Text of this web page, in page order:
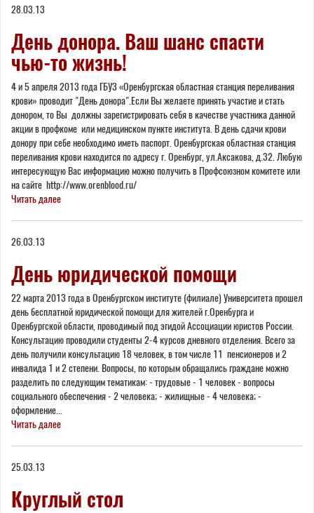
here
28.03.13
День донора. Ваш шанс спасти
чью-то жизнь!
4 и 5 апреля 2013 года ГБУЗ «Оренбургская областная станция переливания
крови» проводит "День донора".Если Вы желаете принять участие и стать
донором, то Вы должны зарегистрировать себя в качестве участника данной
акции в профкоме или медицинском пункте института. В день сдачи крови
донору при себе необходимо иметь паспорт. Оренбургская областная станция
переливания крови находится по адресу г. Оренбург, ул.Аксакова, д.32. Любую
интересующую Вас информацию можно получить в Профсоюзном комитете или
на сайте http://www.orenblood.ru/
Читать далее
26.03.13
День юридической помощи
22 марта 2013 года в Оренбургском институте (филиале) Университета прошел
день бесплатной юридической помощи для жителей г.Оренбурга и
Оренбургской области, проводимый под эгидой Ассоциации юристов России.
Консультацию проводили студенты 2-4 курсов дневного отделения. Всего за
день получили консультацию 18 человек, в том числе 11 пенсионеров и 2
инвалида 1 и 2 степени. Вопросы, по которым обращались граждане можно
разделить по следующим тематикам: - трудовые - 1 человек - вопросы
социального обеспечения - 2 человека; - жилищные - 4 человека; -
оформление...
Читать далее
25.03.13
Круглый стол